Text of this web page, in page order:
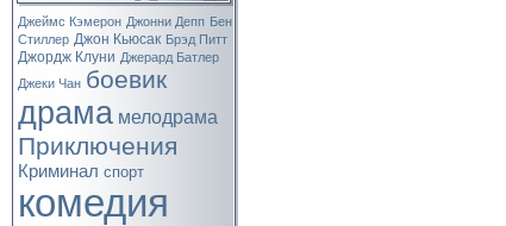
Джеймс Кэмерон Джонни Депп Бен
Стиллер Джон Кьюсак Брэд Питт
Джордж Клуни Джерард Батлер
Джеки Чан боевик
драма мелодрама
Приключения
Криминал спорт
комедия